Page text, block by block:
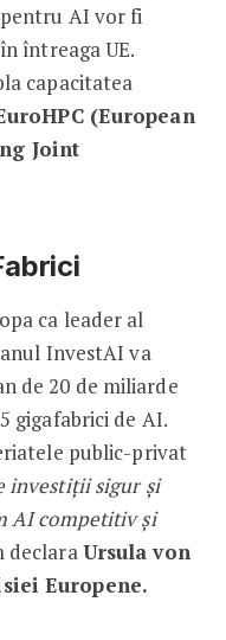
AI vor fi
întreaga UE.
capacitatea
(European
Joint
ca leader al
InvestAI va
de 20 de miliarde
gigafabrici de AI.
public-privat
investiții sigur și
AI competitiv și
declaraUrsula von
Europene.